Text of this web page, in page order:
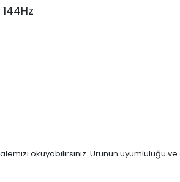
okuyabilirsiniz. Ürünün